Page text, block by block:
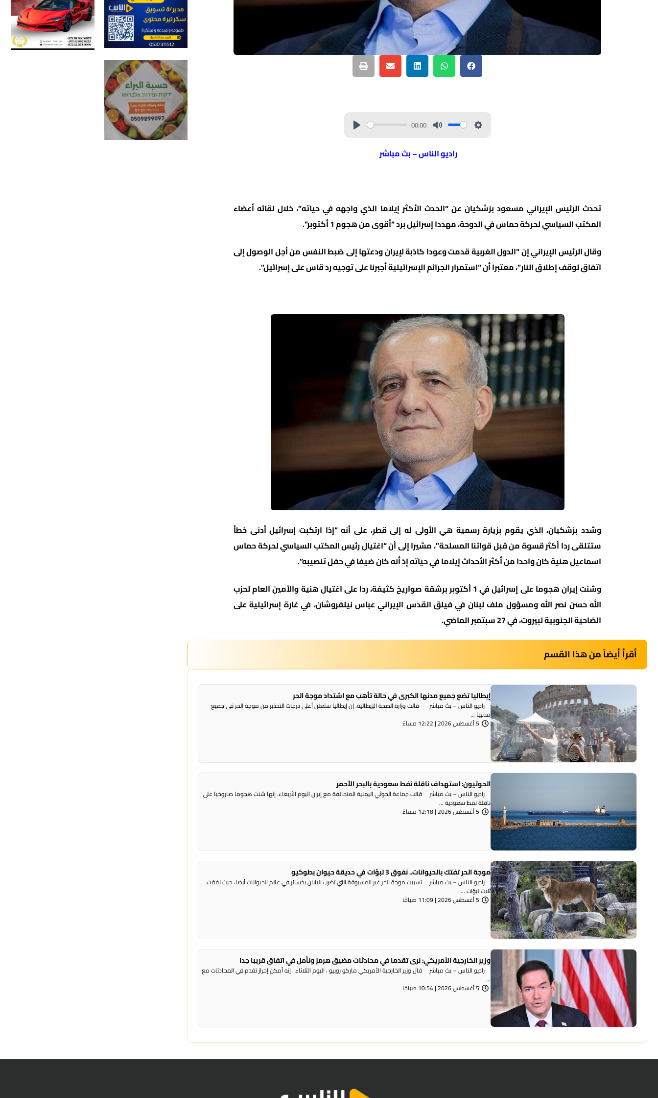
00:00
راديو الناس – بث مباشر
تحدث الرئيس الإيراني مسعود بزشكيان عن “الحدث الأكثر إيلاما الذي واجهه في حياته”، خلال لقائه أعضاء
المكتب السياسي لحركة حماس في الدوحة، مهددا إسرائيل برد “أقوى من هجوم 1 أكتوبر”.
وقال الرئيس الإيراني إن “الدول الغربية قدمت وعودا كاذبة لإيران ودعتها إلى ضبط النفس من أجل الوصول إلى
اتفاق لوقف إطلاق النار”، معتبرا أن “استمرار الجرائم الإسرائيلية أجبرنا على توجيه رد قاس على إسرائيل”.
وشدد بزشكيان، الذي يقوم بزيارة رسمية هي الأولى له إلى قطر، على أنه “إذا ارتكبت إسرائيل أدنى خطأ
ستتلقى ردا أكثر قسوة من قبل قواتنا المسلحة”، مشيرا إلى أن “اغتيال رئيس المكتب السياسي لحركة حماس
اسماعيل هنية كان واحدا من أكثر الأحداث إيلاما في حياته إذ أنه كان ضيفا في حفل تنصيبه”.
وشنت إيران هجوما على إسرائيل في 1 أكتوبر برشقة صواريخ كثيفة، ردا على اغتيال هنية والأمين العام لحزب
الله حسن نصر الله ومسؤول ملف لبنان في فيلق القدس الإيراني عباس نيلفروشان، في غارة إسرائيلية على
الضاحية الجنوبية لبيروت، في 27 سبتمبر الماضي.
أقرأ أيضاً من هذا القسم
إيطاليا تضع جميع مدنها الكبرى في حالة تأهب مع اشتداد موجة الحر
راديو الناس – بث مباشر قالت وزارة الصحة الإيطالية، إن إيطاليا ستعلن أعلى درجات التحذير من موجة ​الحر في جميع
مدنها ...
5 أغسطس 2026 | 12:22 مساءً
الحوثيون: استهداف ناقلة نفط سعودية بالبحر الأحمر
راديو الناس – بث مباشر قالت جماعة الحوثي ​اليمنية المتحالفة ​مع إيران اليوم الأربعاء، ⁠إنها شنت ​هجوما صاروخيا على ​
ناقلة نفط سعودية ...
5 أغسطس 2026 | 12:18 مساءً
موجة الحر تفتك بالحيوانات.. نفوق 3 لبؤات في حديقة حيوان بطوكيو
راديو الناس – بث مباشر تسببت موجة الحر غير المسبوقة التي تضرب اليابان بخسائر في عالم الحيوانات أيضا، حيث نفقت
ثلاث لبؤات ...
5 أغسطس 2026 | 11:09 صباحًا
وزير الخارجية الأمريكي: نرى تقدما في محادثات مضيق هرمز ونأمل في اتفاق قريبا جدا
راديو الناس – بث مباشر قال وزير الخارجية الأمريكي ماركو روبيو ، اليوم الثلاثاء ، إنه أمكن إحراز تقدم في المحادثات مع
...
5 أغسطس 2026 | 10:54 صباحًا